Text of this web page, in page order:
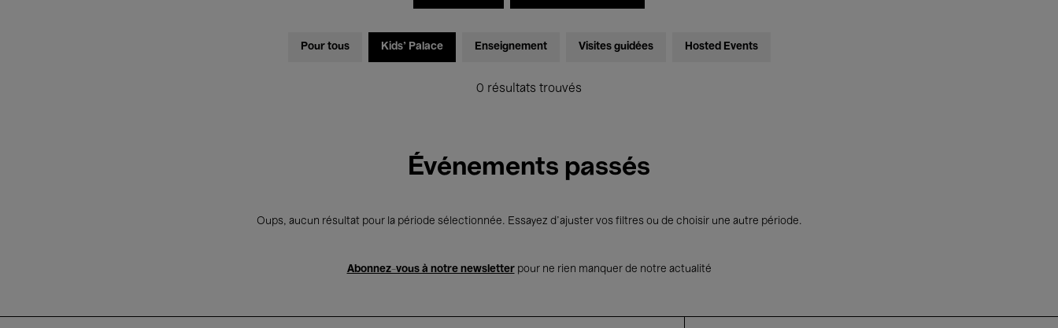
Pour tous Kids’ Palace Enseignement Visites guidées Hosted Events
0 résultats trouvés
Événements passés
Oups, aucun résultat pour la période sélectionnée. Essayez d’ajuster vos filtres ou de choisir une autre période.
Abonnez-vous à notre newsletterpour ne rien manquer de notre actualité